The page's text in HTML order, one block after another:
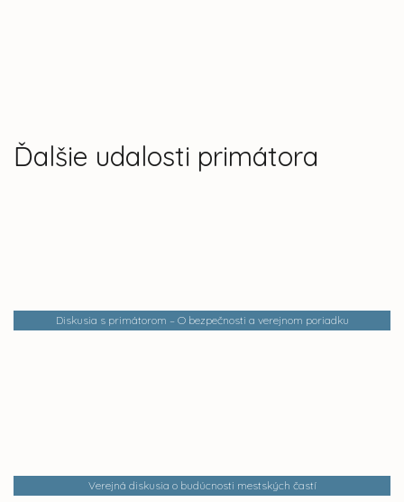
Ďalšie udalosti primátora
Diskusia s primátorom – O bezpečnosti a verejnom poriadku
Verejná diskusia o budúcnosti mestských častí